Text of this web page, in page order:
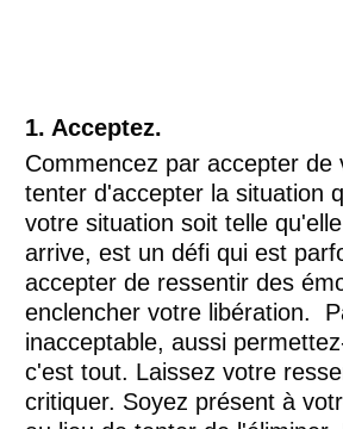
1. Acceptez.
Commencez par accepter
tenter d'accepter la situation
votre situation soit telle
arrive, est un défi qui est
accepter de ressentir des
enclencher votre libération.
inacceptable, aussi
c'est tout. Laissez votre
critiquer. Soyez présent à